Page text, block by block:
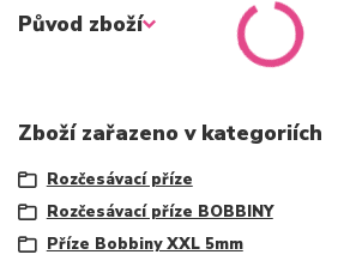
Původ zboží
Zboží zařazeno v kategoriích
Rozčesávací příze
Rozčesávací příze BOBBINY
Příze Bobbiny XXL 5mm